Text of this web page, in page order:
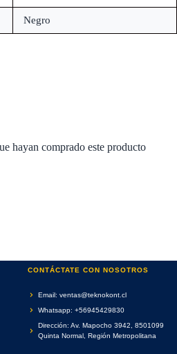
Negro
hayan comprado este producto
CONTÁCTATE CON NOSOTROS
Email: ventas@teknokont.cl
Whatsapp: +56945429830
Dirección: Av. Mapocho 3942, 8501099
Quinta Normal, Región Metropolitana